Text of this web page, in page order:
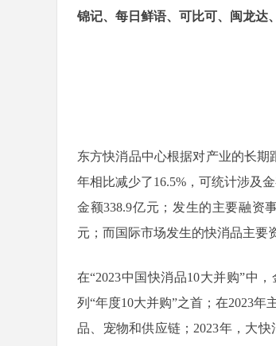
锦记、每日鲜语、可比可、闽龙达
东方快消品中心根据对产业的长期
年相比减少了16.5%，可统计涉及
金额338.9亿元；发生的主要融资
元；而国际市场发生的快消品主要
在“2023中国快消品10大并购”中
列“年度10大并购”之首；在2023
品、宠物和供应链；2023年，大